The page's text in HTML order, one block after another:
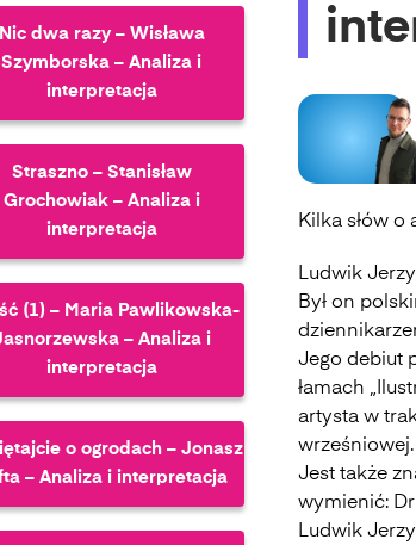
Nic dwa razy – Wisława
Szymborska – Analiza i
interpretacja
Straszno – Stanisław
Grochowiak – Analiza i
interpretacja
(1) – Maria Pawlikowska-
– Analiza i
interpretacja
o ogrodach – Jonasz
– Analiza i interpretacja
Kilka słów o
Ludwik
Był on
Jego debiut
łamach
artysta w
wrześniowej.
Jest także
wymienić:
Ludwik